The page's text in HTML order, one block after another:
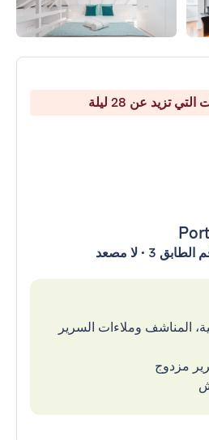
تزيد عن 28 ليلة
المناشف وملاءات السرير
مزدوج